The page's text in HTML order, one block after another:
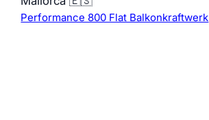
Performance 800 Flat Balkonkraftwerk